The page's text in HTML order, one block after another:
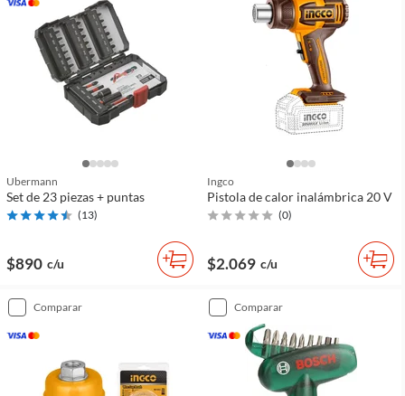
Ubermann
Set de 23 piezas + puntas
(13)
$890 c/u
Ingco
Pistola de calor inalámbrica 20 V
(0)
$2.069 c/u
comparar comparar